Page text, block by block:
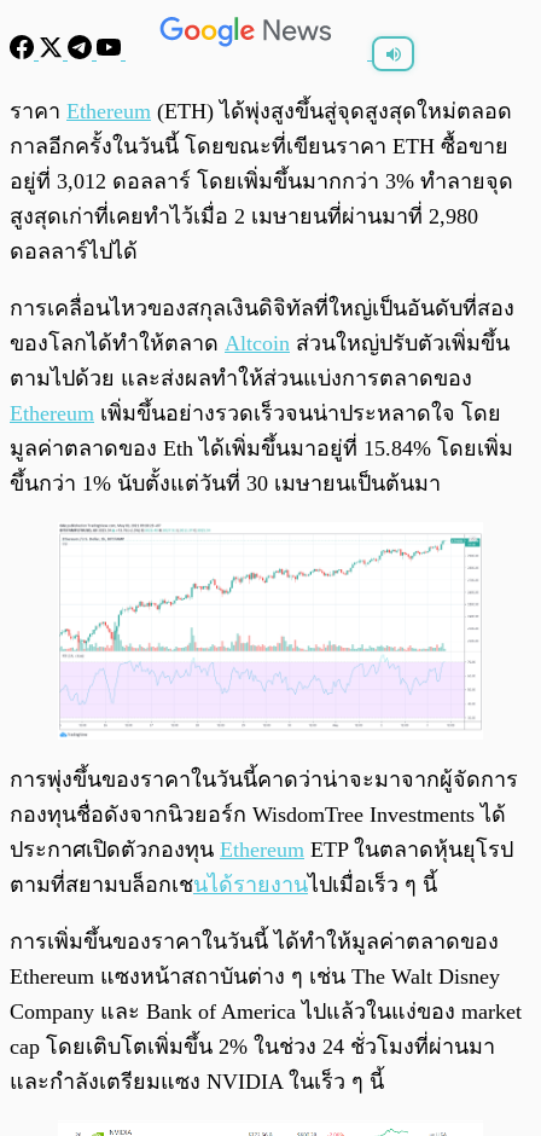
0:00 /
ราคา Ethereum (ETH) ได้พุ่งสูงขึ้นสู่จุดสูงสุดใหม่ตลอด
กาลอีกครั้งในวันนี้ โดยขณะที่เขียนราคา ETH ซื้อขาย
อยู่ที่ 3,012 ดอลลาร์ โดยเพิ่มขึ้นมากกว่า 3% ทำลายจุด
สูงสุดเก่าที่เคยทำไว้เมื่อ 2 เมษายนที่ผ่านมาที่ 2,980
ดอลลาร์ไปได้
การเคลื่อนไหวของสกุลเงินดิจิทัลที่ใหญ่เป็นอันดับที่สอง
ของโลกได้ทำให้ตลาด Altcoin ส่วนใหญ่ปรับตัวเพิ่มขึ้น
ตามไปด้วย และส่งผลทำให้ส่วนแบ่งการตลาดของ
Ethereum เพิ่มขึ้นอย่างรวดเร็วจนน่าประหลาดใจ โดย
มูลค่าตลาดของ Eth ได้เพิ่มขึ้นมาอยู่ที่ 15.84% โดยเพิ่ม
ขึ้นกว่า 1% นับตั้งแต่วันที่ 30 เมษายนเป็นต้นมา
การพุ่งขึ้นของราคาในวันนี้คาดว่าน่าจะมาจากผู้จัดการ
กองทุนชื่อดังจากนิวยอร์ก WisdomTree Investments ได้
ประกาศเปิดตัวกองทุน Ethereum ETP ในตลาดหุ้นยุโรป
ตามที่สยามบล็อกเชนได้รายงานไปเมื่อเร็ว ๆ นี้
การเพิ่มขึ้นของราคาในวันนี้ ได้ทำให้มูลค่าตลาดของ
Ethereum แซงหน้าสถาบันต่าง ๆ เช่น The Walt Disney
Company และ Bank of America ไปแล้วในแง่ของ market
cap โดยเติบโตเพิ่มขึ้น 2% ในช่วง 24 ชั่วโมงที่ผ่านมา
และกำลังเตรียมแซง NVIDIA ในเร็ว ๆ นี้